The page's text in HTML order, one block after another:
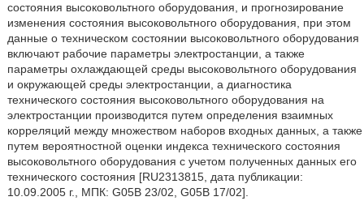
состояния высоковольтного оборудования, и прогнозирование
изменения состояния высоковольтного оборудования, при этом
данные о техническом состоянии высоковольтного оборудования
включают рабочие параметры электростанции, а также
параметры охлаждающей среды высоковольтного оборудования
и окружающей среды электростанции, а диагностика
технического состояния высоковольтного оборудования на
электростанции производится путем определения взаимных
корреляций между множеством наборов входных данных, а также
путем вероятностной оценки индекса технического состояния
высоковольтного оборудования с учетом полученных данных его
технического состояния [RU2313815, дата публикации:
10.09.2005 г., МПК: G05B 23/02, G05B 17/02].